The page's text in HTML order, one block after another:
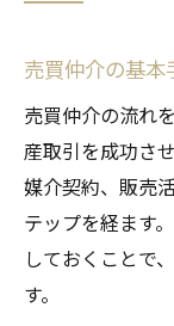
初心者が避
売買仲
スク
売買
か
トラブ
売買仲介の基
売買仲介の流れ
産取引を成功さ
媒介契約、販売
テップを経ます
しておくことで
す。